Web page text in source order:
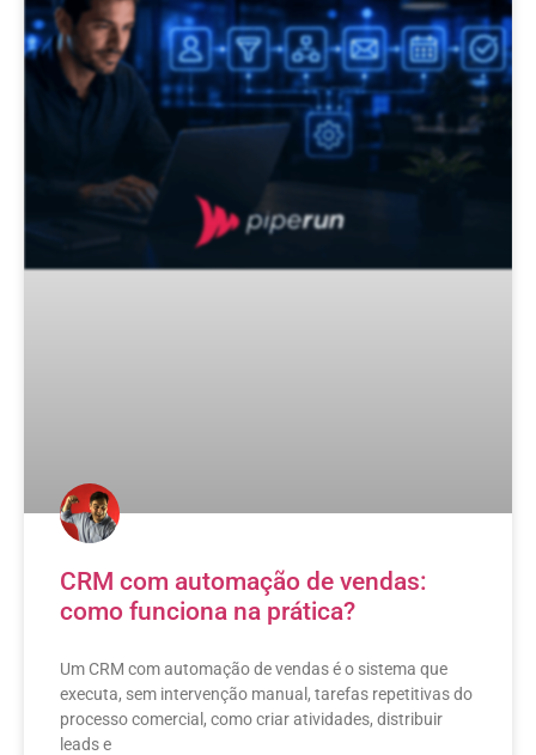
CRM com automação de vendas:
como funciona na prática?
Um CRM com automação de vendas é o sistema que
executa, sem intervenção manual, tarefas repetitivas do
processo comercial, como criar atividades, distribuir
leads e